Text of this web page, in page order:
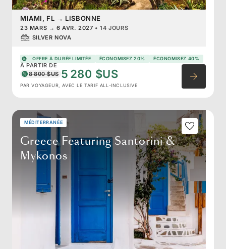
MIAMI, FL → LISBONNE
23 MARS → 6 AVR. 2027 •14 JOURS
SILVER NOVA
OFFRE À DURÉE LIMITÉE ÉCONOMISEZ 20% ÉCONOMISEZ 40%
À PARTIR DE
8 800 $US 5 280 $US
PAR VOYAGEUR, AVEC LE TARIF ALL-INCLUSIVE
MÉDITERRANÉE
Greece Featuring Santorini &
Mykonos